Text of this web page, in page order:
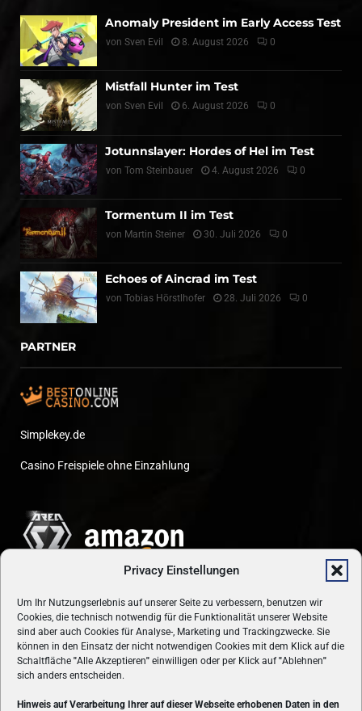
Privacy Einstellungen
Um Ihr Nutzungserlebnis auf unserer Seite zu verbessern, benutzen wir
Cookies, die technisch notwendig für die Funktionalität unserer Website
sind aber auch Cookies für Analyse-, Marketing und Trackingzwecke. Sie
können in den Einsatz der nicht notwendigen Cookies mit dem Klick auf die
Schaltfläche "Alle Akzeptieren" einwilligen oder per Klick auf"Ablehnen"
sich anders entscheiden.
Hinweis auf Verarbeitung Ihrer auf dieser Webseite erhobenen Daten in den
Anomaly President im Early Access Test
von Sven Evil 8. August 2026 0
Mistfall Hunter im Test
von Sven Evil 6. August 2026 0
Jotunnslayer: Hordes of Hel im Test
von Tom Steinbauer 4. August 2026 0
Tormentum II im Test
von Martin Steiner 30. Juli 2026 0
Echoes of Aincrad im Test
von Tobias Hörstlhofer 28. Juli 2026 0
PARTNER
Simplekey.de
Casino Freispiele ohne Einzahlung